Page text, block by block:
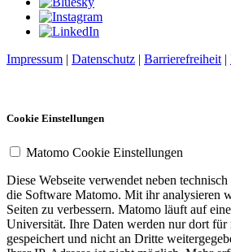
Impressum | Datenschutz | Barrierefreiheit |
Cookie Einstellungen
Matomo Cookie Einstellungen
Diese Webseite verwendet neben
die Software Matomo. Mit ihr analysieren
Seiten zu verbessern. Matomo läuft auf
Universität. Ihre Daten werden nur dort für
gespeichert und nicht an Dritte